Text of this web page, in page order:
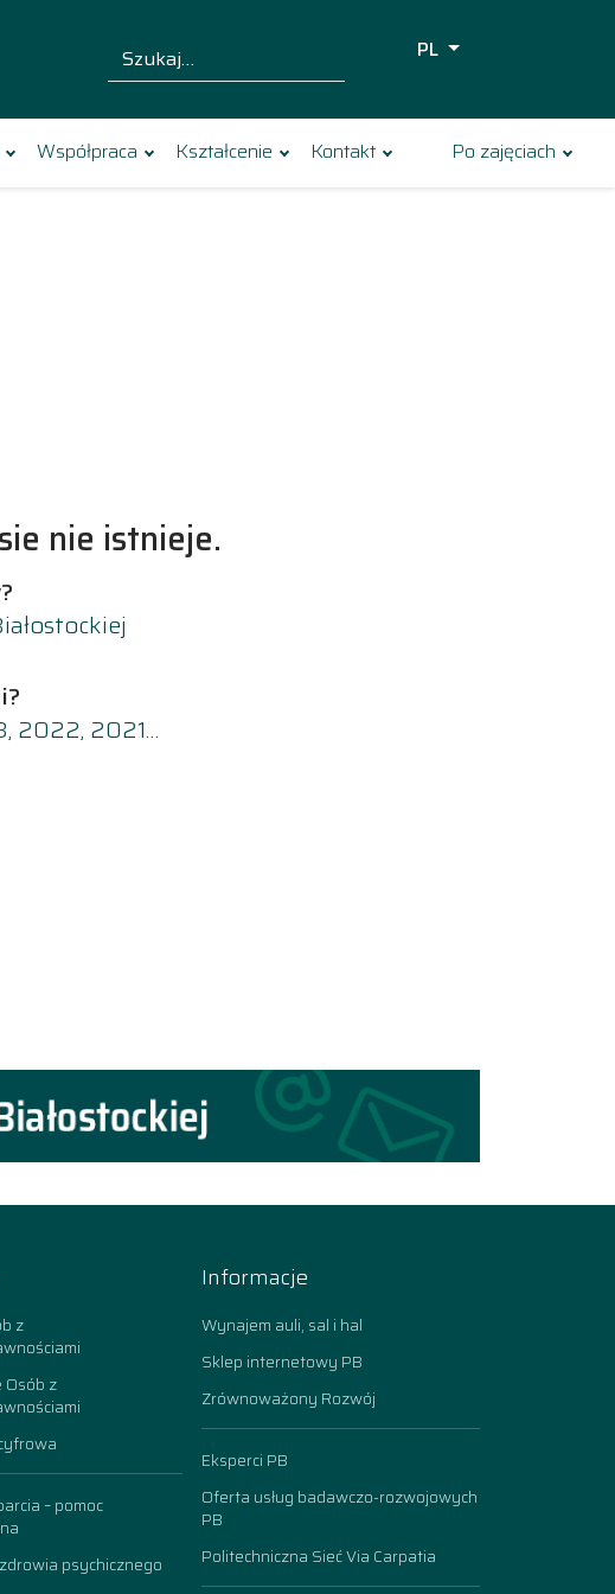
Szukaj dla:
PL
Współpraca Kształcenie Kontakt Po zajęciach
nie istnieje.
2022, 2021…
z
z
– pomoc
psychicznego
Informacje
Wynajem auli, sal i hal
Sklep internetowy PB
Zrównoważony Rozwój
Eksperci PB
Oferta usług badawczo-rozwojowych
PB
Politechniczna Sieć Via Carpatia